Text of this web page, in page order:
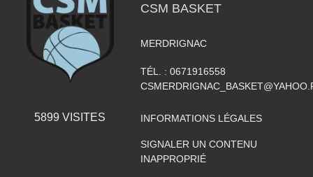
5899 VISITES
CSM BASKET
MERDRIGNAC
TÉL. : 0671916558
INFORMATIONS LÉGALES
SIGNALER UN CONTENU
INAPPROPRIÉ